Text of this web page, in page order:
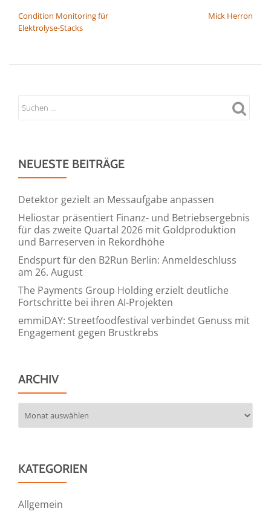
Condition Monitoring für
Elektrolyse-Stacks
Mick Herron
NEUESTE BEITRÄGE
Detektor gezielt an Messaufgabe anpassen
Heliostar präsentiert Finanz- und Betriebsergebnis
für das zweite Quartal 2026 mit Goldproduktion
und Barreserven in Rekordhöhe
Endspurt für den B2Run Berlin: Anmeldeschluss
am 26. August
The Payments Group Holding erzielt deutliche
Fortschritte bei ihren AI-Projekten
emmiDAY: Streetfoodfestival verbindet Genuss mit
Engagement gegen Brustkrebs
ARCHIV
KATEGORIEN
Allgemein